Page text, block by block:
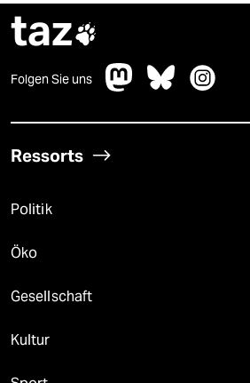
taz
Folgen Sie uns
Ressorts
Politik
Öko
Gesellschaft
Kultur